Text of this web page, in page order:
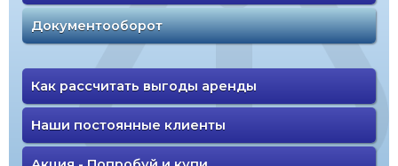
Документооборот
Как рассчитать выгоды аренды
Наши постоянные клиенты